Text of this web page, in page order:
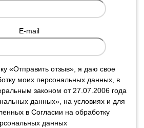
E-mail
«Отправить отзыв», я даю свое
моих персональных данных, в
законом от 27.07.2006 года
данных», на условиях и для
в Согласии на обработку
данных